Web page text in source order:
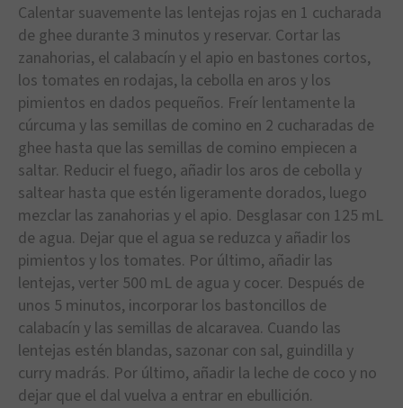
Calentar suavemente las lentejas rojas en 1 cucharada
de ghee durante 3 minutos y reservar. Cortar las
zanahorias, el calabacín y el apio en bastones cortos,
los tomates en rodajas, la cebolla en aros y los
pimientos en dados pequeños. Freír lentamente la
cúrcuma y las semillas de comino en 2 cucharadas de
ghee hasta que las semillas de comino empiecen a
saltar. Reducir el fuego, añadir los aros de cebolla y
saltear hasta que estén ligeramente dorados, luego
mezclar las zanahorias y el apio. Desglasar con 125 mL
de agua. Dejar que el agua se reduzca y añadir los
pimientos y los tomates. Por último, añadir las
lentejas, verter 500 mL de agua y cocer. Después de
unos 5 minutos, incorporar los bastoncillos de
calabacín y las semillas de alcaravea. Cuando las
lentejas estén blandas, sazonar con sal, guindilla y
curry madrás. Por último, añadir la leche de coco y no
dejar que el dal vuelva a entrar en ebullición.